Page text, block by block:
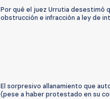
Por qué el juez Urrutia desestimó
obstrucción e infracción a ley de
El sorpresivo allanamiento que
(pese a haber protestado en su